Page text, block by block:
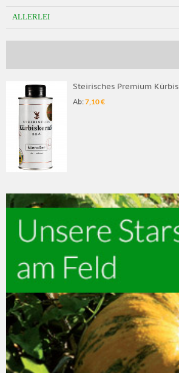
Weizenmehle
Roggenmehle
Sonstige Mehle
ALLERLEI
Steirisches Premium
Ab:7,10 €